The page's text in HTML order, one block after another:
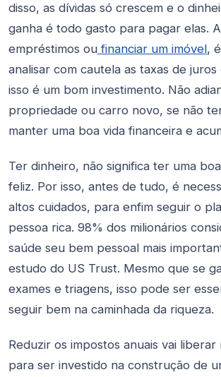
disso, as dívidas só crescem e o
ganha é todo gasto para pagar elas.
empréstimos ou financiar um imóvel,
analisar com cautela as taxas de
isso é um bom investimento. Não
propriedade ou carro novo, se não
manter uma boa vida financeira e
Ter dinheiro, não significa ter uma
feliz. Por isso, antes de tudo, é
altos cuidados, para enfim seguir o
pessoa rica. 98% dos milionários
saúde seu bem pessoal mais
estudo do US Trust. Mesmo que se
exames e triagens, isso pode ser
seguir bem na caminhada da riqueza.
Reduzir os impostos anuais vai liberar
para ser investido na construção de